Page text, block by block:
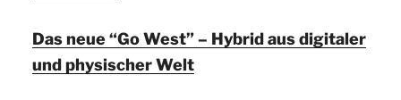
Das neue “Go West” – Hybrid aus digitaler
und physischer Welt